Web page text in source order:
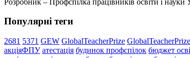
Популярні теги
2681 5371 GEW GlobalTeacherPrize
акціяФПУ атестація будинок профспілок бюджет